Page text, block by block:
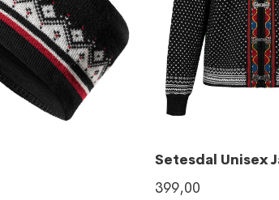
Setesdal Unisex
399,00